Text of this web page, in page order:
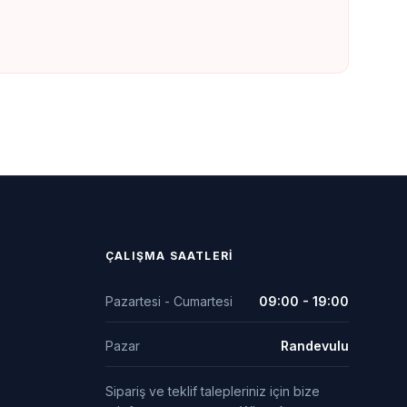
ÇALIŞMA SAATLERI
Pazartesi - Cumartesi 09:00 - 19:00
Pazar Randevulu
Sipariş ve teklif talepleriniz için bize